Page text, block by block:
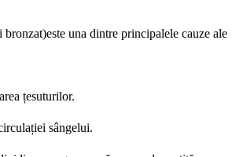
una dintre principalele cauze ale
țesuturilor.
sângelui.